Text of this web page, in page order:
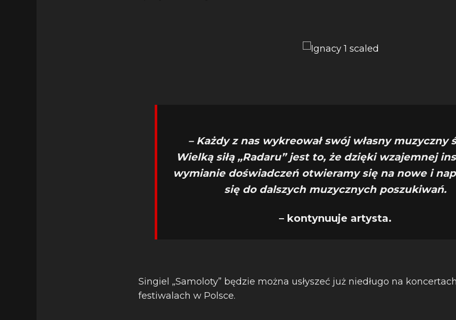
– Każdy z nas wykreował swój własny muzyczny
Wielką siłą ,,Radaru” jest to, że dzięki wzajemnej
wymianie doświadczeń otwieramy się na nowe i
się do dalszych muzycznych poszukiwań.
– kontynuuje artysta.
Singiel „Samoloty” będzie można usłyszeć już niedługo na
festiwalach w Polsce.